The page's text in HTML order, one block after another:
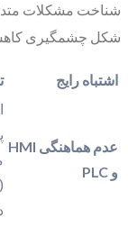
شناخت مشکلات
شکل چشمگیری
اشتباه رایج
عدم هماهنگی HMI
و PLC